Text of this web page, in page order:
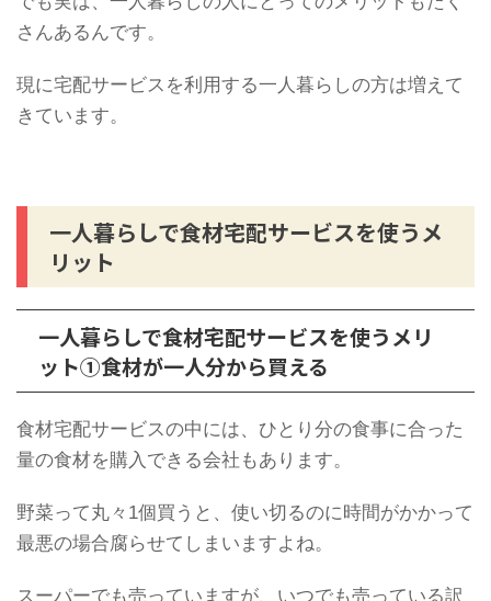
さんあるんです。
現に宅配サービスを利用する一人暮らしの方は増えて
きています。
一人暮らしで食材宅配サービスを使うメ
リット
一人暮らしで食材宅配サービスを使うメリ
ット①食材が一人分から買える
食材宅配サービスの中には、ひとり分の食事に合った
量の食材を購入できる会社もあります。
野菜って丸々1個買うと、使い切るのに時間がかかって
最悪の場合腐らせてしまいますよね。
スーパーでも売っていますが、いつでも売っている訳